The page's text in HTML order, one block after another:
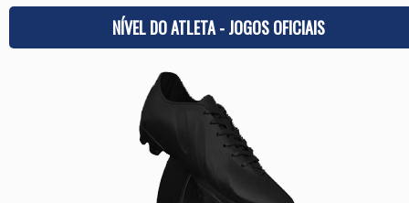
NÍVEL DO ATLETA - JOGOS OFICIAIS